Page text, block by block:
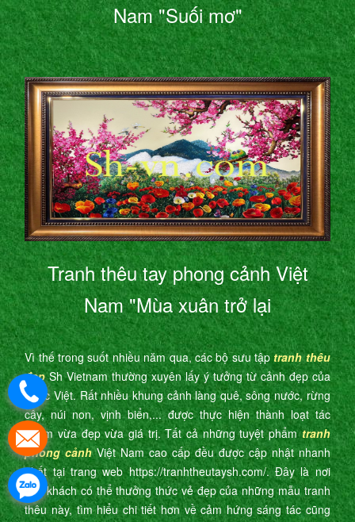
Nam "Suối mơ"
Tranh thêu tay phong cảnh Việt
Nam "Mùa xuân trở lại
Vì thế trong suốt nhiều năm qua, các bộ sưu tậptranh thêu
đẹpSh Vietnam thường xuyên lấy ý tưởng từ cảnh đẹp của
nước Việt. Rất nhiều khung cảnh làng quê, sông nước, rừng
cây, núi non, vịnh biển,... được thực hiện thành loạt tác
phẩm vừa đẹp vừa giá trị. Tất cả những tuyệt phẩmtranh
phong cảnhViệt Nam cao cấp đều được cập nhật nhanh
nhất tại trang web https://tranhtheutaysh.com/. Đây là nơi
quý khách có thể thưởng thức vẻ đẹp của những mẫu tranh
thêu này, tìm hiểu chi tiết hơn về cảm hứng sáng tác cũng